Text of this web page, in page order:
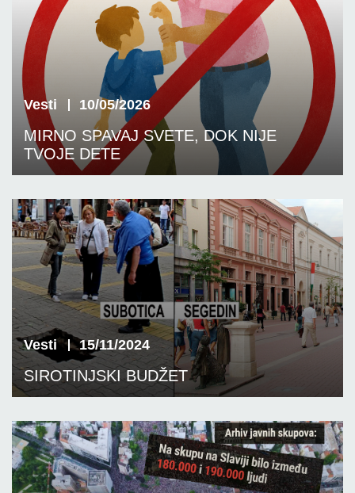
Vesti 10/05/2026
MIRNO SPAVAJ SVETE, DOK NIJE
TVOJE DETE
Vesti 15/11/2024
SIROTINJSKI BUDŽET